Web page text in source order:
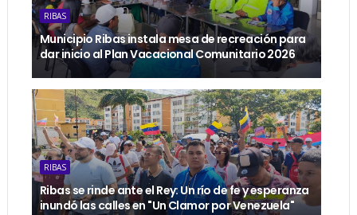
RIBAS
Municipio Ribas instala mesa de recreación para
dar inicio al Plan Vacacional Comunitario 2026
RIBAS
Ribas se rinde ante el Rey: Un río de fe y esperanza
inundó las calles en "Un Clamor por Venezuela"